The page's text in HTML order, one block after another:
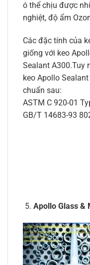
ó thể chịu được
nghiệt, độ ẩm
Các đặc tính của
giống với keo
Sealant A300.Tuy
keo Apollo
chuẩn sau:
ASTM C 920-01
GB/T 14683-93
Apollo Glass &